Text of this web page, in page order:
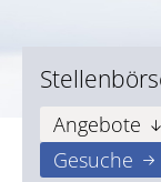
Angebote
Gesuche